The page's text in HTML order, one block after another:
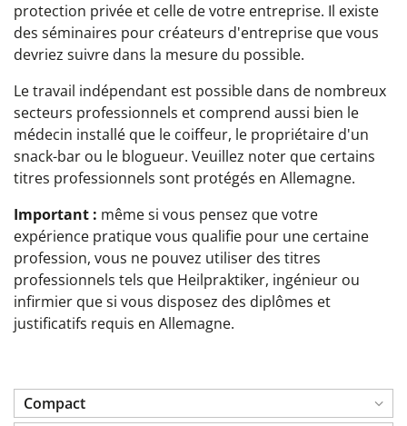
protection privée et celle de votre entreprise. Il existe
des séminaires pour créateurs d'entreprise que vous
devriez suivre dans la mesure du possible.
Le travail indépendant est possible dans de nombreux
secteurs professionnels et comprend aussi bien le
médecin installé que le coiffeur, le propriétaire d'un
snack-bar ou le blogueur. Veuillez noter que certains
titres professionnels sont protégés en Allemagne.
Important : même si vous pensez que votre
expérience pratique vous qualifie pour une certaine
profession, vous ne pouvez utiliser des titres
professionnels tels que Heilpraktiker, ingénieur ou
infirmier que si vous disposez des diplômes et
justificatifs requis en Allemagne.
Compact